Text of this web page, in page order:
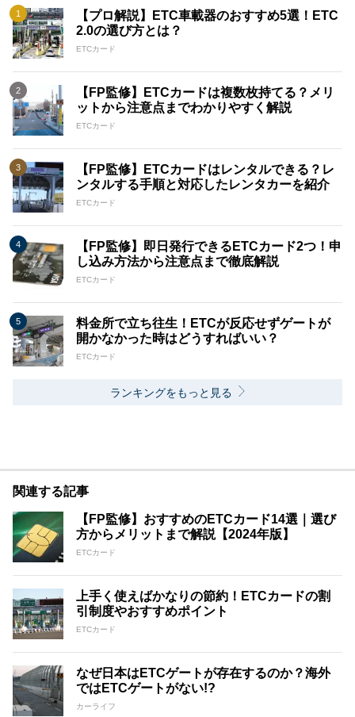
【プロ解説】ETC車載器のおすすめ5選！ETC
2.0の選び方とは？
ETCカード
【FP監修】ETCカードは複数枚持てる？メリ
ットから注意点までわかりやすく解説
ETCカード
【FP監修】ETCカードはレンタルできる？レ
ンタルする手順と対応したレンタカーを紹介
ETCカード
【FP監修】即日発行できるETCカード2つ！申
し込み方法から注意点まで徹底解説
ETCカード
料金所で立ち往生！ETCが反応せずゲートが
開かなかった時はどうすればいい？
ETCカード
ランキングをもっと見る
関連する記事
【FP監修】おすすめのETCカード14選｜選び
方からメリットまで解説【2024年版】
ETCカード
上手く使えばかなりの節約！ETCカードの割
引制度やおすすめポイント
ETCカード
なぜ日本はETCゲートが存在するのか？海外
ではETCゲートがない!?
カーライフ